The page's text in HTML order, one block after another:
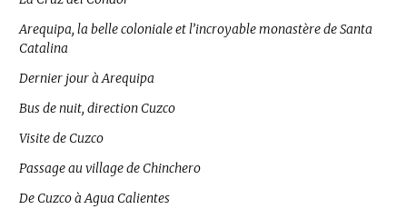
Arequipa, la belle coloniale et l’incroyable monastère de Santa
Catalina
Dernier jour à Arequipa
Bus de nuit, direction Cuzco
Visite de Cuzco
Passage au village de Chinchero
De Cuzco à Agua Calientes